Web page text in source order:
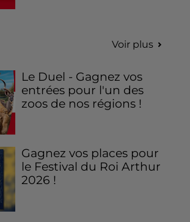
Voir plus
Le Duel - Gagnez vos
entrées pour l'un des
zoos de nos régions !
Gagnez vos places pour
le Festival du Roi Arthur
2026 !